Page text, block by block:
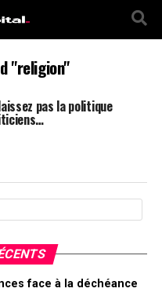
"religion"
pas la politique
face à la déchéance